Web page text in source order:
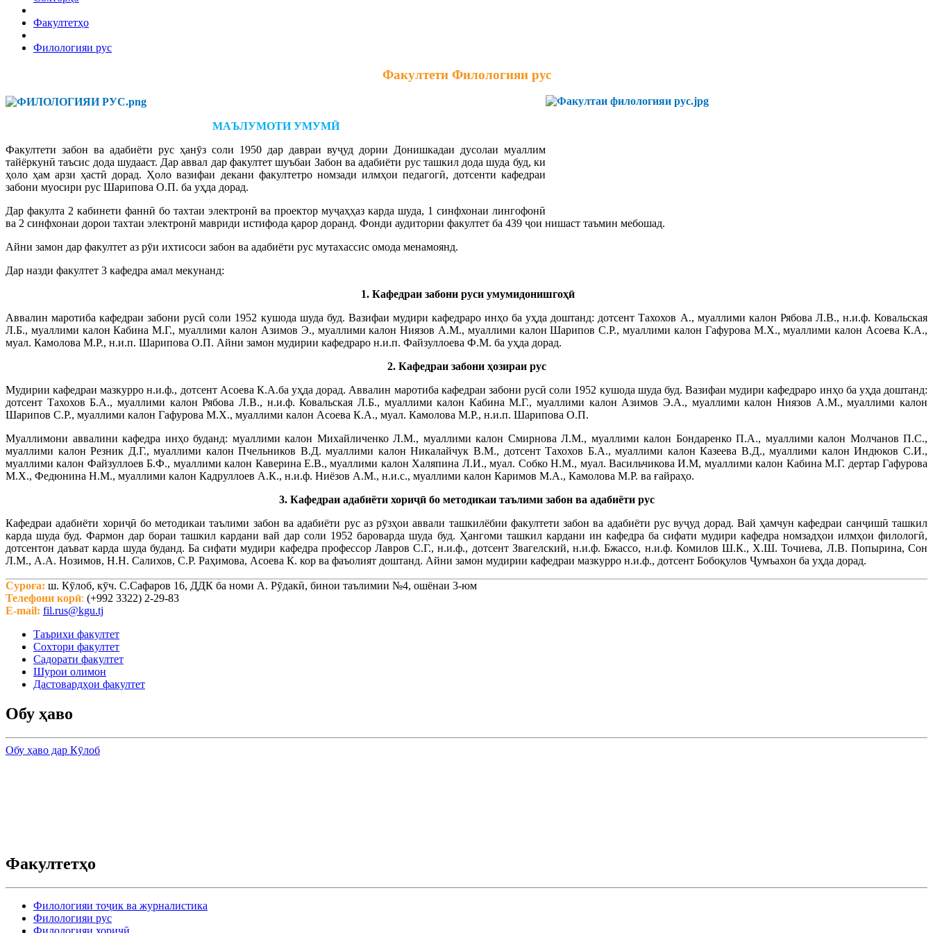
Факултетҳо
Филологияи рус
Факултети Филологияи рус
МАЪЛУМОТИ УМУМӢ
Факултети забон ва адабиёти рус ҳанӯз соли 1950 дар давраи вуҷуд дории Донишкадаи дусолаи муаллим
тайёркунӣ таъсис дода шудааст. Дар аввал дар факултет шуъбаи Забон ва адабиёти рус ташкил дода шуда буд, ки
ҳоло ҳам арзи ҳастӣ дорад. Ҳоло вазифаи декани факултетро номзади илмҳои педагогӣ, дотсенти кафедраи
забони муосири рус Шарипова О.П. ба уҳда дорад.
Дар факулта 2 кабинети фаннӣ бо тахтаи электронӣ ва проектор муҷаҳҳаз карда шуда, 1 синфхонаи лингофонӣ
ва 2 синфхонаи дорои тахтаи электронӣ мавриди истифода қарор доранд. Фонди аудитории факултет ба 439 ҷои нишаст таъмин мебошад.
Айни замон дар факултет аз рӯи ихтисоси забон ва адабиёти рус мутахассис омода менамоянд.
Дар назди факултет 3 кафедра амал мекунанд:
1. Кафедраи забони руси умумидонишгоҳӣ
Аввалин маротиба кафедраи забони русӣ соли 1952 кушода шуда буд. Вазифаи мудири кафедраро инҳо ба уҳда доштанд: дотсент Тахохов А., муаллими калон Рябова Л.В., н.и.ф. Ковальская
Л.Б., муаллими калон Кабина М.Г., муаллими калон Азимов Э., муаллими калон Ниязов А.М., муаллими калон Шарипов С.Р., муаллими калон Гафурова М.Х., муаллими калон Асоева К.А.,
муал. Камолова М.Р., н.и.п. Шарипова О.П. Айни замон мудирии кафедраро н.и.п. Файзуллоева Ф.М. ба уҳда дорад.
2. Кафедраи забони ҳозираи рус
Мудирии кафедраи мазкурро н.и.ф., дотсент Асоева К.А.ба уҳда дорад. Аввалин маротиба кафедраи забони русӣ соли 1952 кушода шуда буд. Вазифаи мудири кафедраро инҳо ба уҳда доштанд:
дотсент Тахохов Б.А., муаллими калон Рябова Л.В., н.и.ф. Ковальская Л.Б., муаллими калон Кабина М.Г., муаллими калон Азимов Э.А., муаллими калон Ниязов А.М., муаллими калон
Шарипов С.Р., муаллими калон Гафурова М.Х., муаллими калон Асоева К.А., муал. Камолова М.Р., н.и.п. Шарипова О.П.
Муаллимони аввалини кафедра инҳо буданд: муаллими калон Михайличенко Л.М., муаллими калон Смирнова Л.М., муаллими калон Бондаренко П.А., муаллими калон Молчанов П.С.,
муаллими калон Резник Д.Г., муаллими калон Пчельников В.Д. муаллими калон Никалайчук В.М., дотсент Тахохов Б.А., муаллими калон Казеева В.Д., муаллими калон Индюков С.И.,
муаллими калон Файзуллоев Б.Ф., муаллими калон Каверина Е.В., муаллими калон Халяпина Л.И., муал. Собко Н.М., муал. Васильчикова И.М, муаллими калон Кабина М.Г. дертар Гафурова
М.Х., Федюнина Н.М., муаллими калон Кадруллоев А.К., н.и.ф. Ниёзов А.М., н.и.с., муаллими калон Каримов М.А., Камолова М.Р. ва ғайраҳо.
3. Кафедраи адабиёти хориҷӣ бо методикаи таълими забон ва адабиёти рус
Кафедраи адабиёти хориҷӣ бо методикаи таълими забон ва адабиёти рус аз рӯзҳои аввали ташкилёбии факултети забон ва адабиёти рус вуҷуд дорад. Вай ҳамчун кафедраи санҷишӣ ташкил
карда шуда буд. Фармон дар бораи ташкил кардани вай дар соли 1952 бароварда шуда буд. Ҳангоми ташкил кардани ин кафедра ба сифати мудири кафедра номзадҳои илмҳои филологӣ,
дотсентон даъват карда шуда буданд. Ба сифати мудири кафедра профессор Лавров С.Г., н.и.ф., дотсент Звагелский, н.и.ф. Бжассо, н.и.ф. Комилов Ш.К., Х.Ш. Точиева, Л.В. Попырина, Сон
Л.М., А.А. Нозимов, Н.Н. Салихов, С.Р. Раҳимова, Асоева К. кор ва фаъолият доштанд. Айни замон мудирии кафедраи мазкурро н.и.ф., дотсент Бобоқулов Ҷумъахон ба уҳда дорад.
Суроға: ш. Кӯлоб, кӯч. С.Сафаров 16, ДДК ба номи А. Рӯдакӣ, бинои таълимии №4, ошёнаи 3-юм
Телефони корӣ: (+992 3322) 2-29-83
E-mail: fil.rus@kgu.tj
Таърихи факултет
Сохтори факултет
Садорати факултет
Шурои олимон
Дастовардҳои факултет
Обу ҳаво
Обу ҳаво дар Кӯлоб
Факултетҳо
Филологияи тоҷик ва журналистика
Филологияи рус
Филологияи хориҷӣ